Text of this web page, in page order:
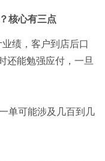
核心有三点
绩，客户到店后口
还能勉强应付，一旦
单可能涉及几百到几